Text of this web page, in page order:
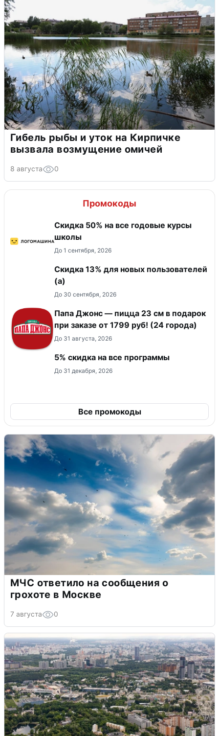
Гибель рыбы и уток на Кирпичке
вызвала возмущение омичей
8 августа 0
Промокоды
Скидка 50% на все годовые курсы
школы
До 1 сентября, 2026
Скидка 13% для новых пользователей
(а)
До 30 сентября, 2026
Папа Джонс — пицца 23 см в подарок
при заказе от 1799 руб! (24 города)
До 31 августа, 2026
5% скидка на все программы
До 31 декабря, 2026
Все промокоды
МЧС ответило на сообщения о
грохоте в Москве
7 августа 0